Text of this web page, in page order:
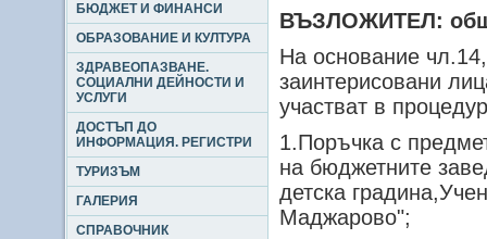
БЮДЖЕТ И ФИНАНСИ
ОБРАЗОВАНИЕ И КУЛТУРА
ЗДРАВЕОПАЗВАНЕ.
СОЦИАЛНИ ДЕЙНОСТИ И
УСЛУГИ
ДОСТЪП ДО
ИНФОРМАЦИЯ. РЕГИСТРИ
ТУРИЗЪМ
ГАЛЕРИЯ
СПРАВОЧНИК
ВЪЗЛОЖИТЕЛ:
На основание
заинтерисовани
участват в
1.Поръчка с
на бюджетните
детска
Маджарово";